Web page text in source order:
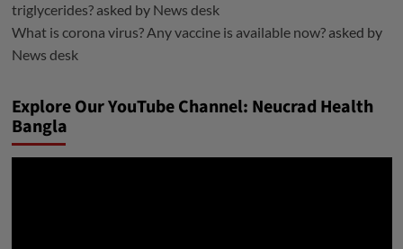
triglycerides?asked by News desk
What is corona virus? Any vaccine is available now?asked by
News desk
Explore Our YouTube Channel: Neucrad Health
Bangla